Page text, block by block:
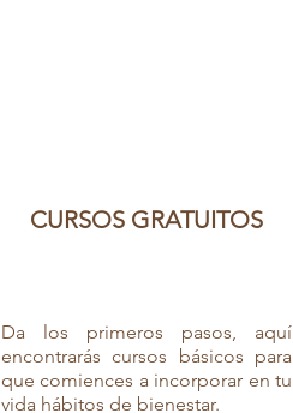
CURSOS GRATUITOS
Da los primeros pasos, aquí
encontrarás cursos básicos para
que comiences a incorporar en tu
vida hábitos de bienestar.